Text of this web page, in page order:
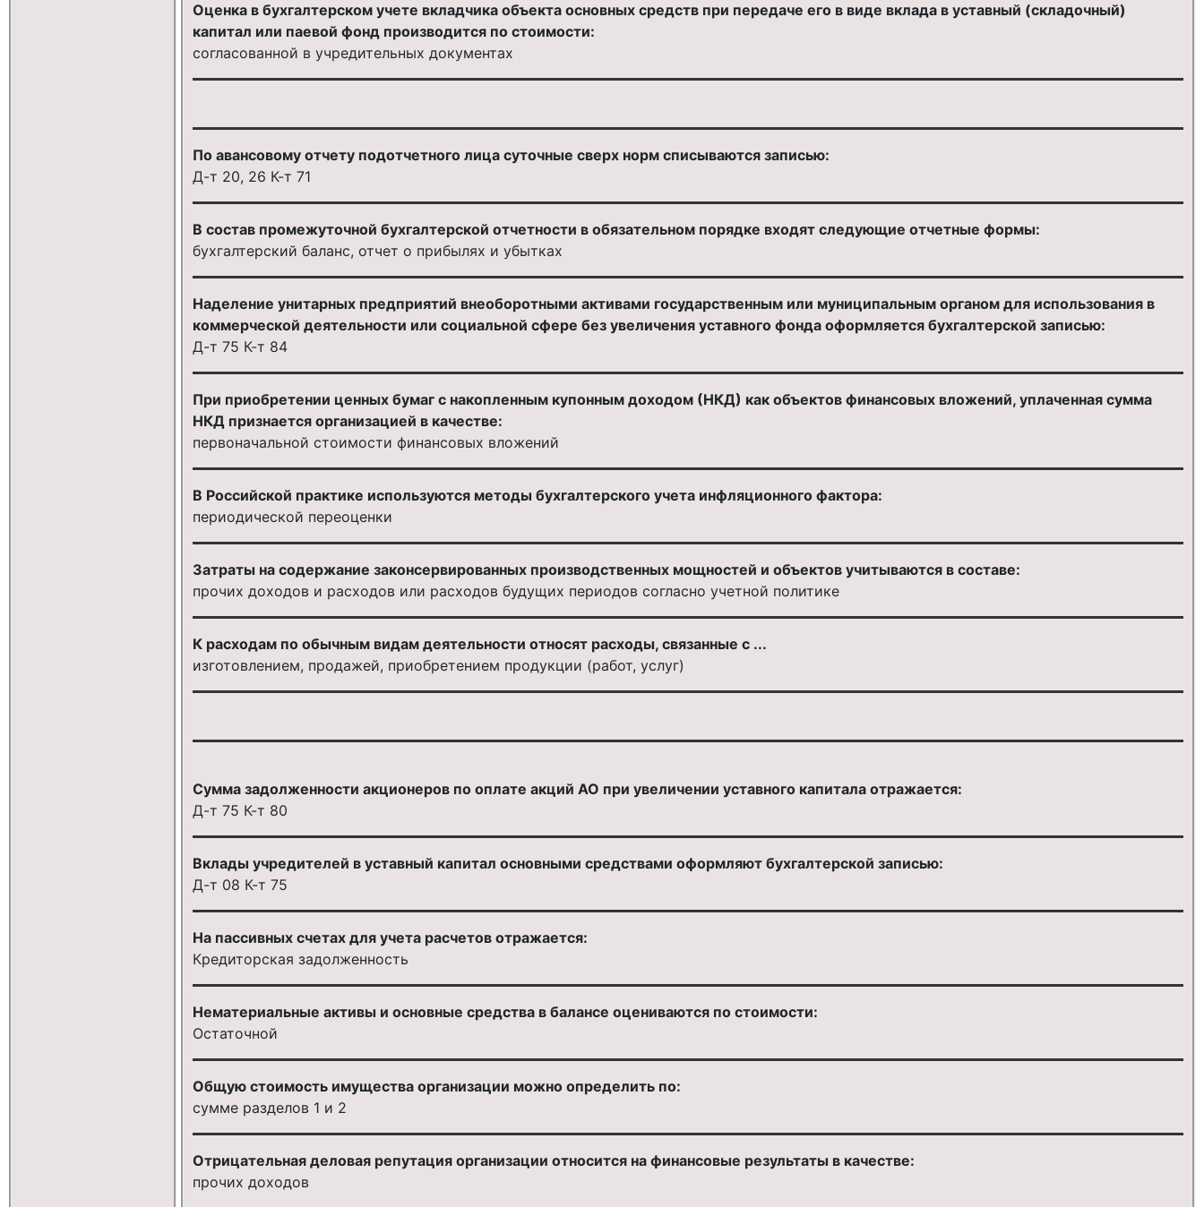
Оценка в бухгалтерском учете вкладчика объекта основных средств при передаче его в виде вклада в уставный (складочный)
капитал или паевой фонд производится по стоимости:
согласованной в учредительных документах
По авансовому отчету подотчетного лица суточные сверх норм списываются записью:
Д-т 20, 26 К-т 71
В состав промежуточной бухгалтерской отчетности в обязательном порядке входят следующие отчетные формы:
бухгалтерский баланс, отчет о прибылях и убытках
Наделение унитарных предприятий внеоборотными активами государственным или муниципальным органом для использования в
коммерческой деятельности или социальной сфере без увеличения уставного фонда оформляется бухгалтерской записью:
Д-т 75 К-т 84
При приобретении ценных бумаг с накопленным купонным доходом (НКД) как объектов финансовых вложений, уплаченная сумма
НКД признается организацией в качестве:
первоначальной стоимости финансовых вложений
В Российской практике используются методы бухгалтерского учета инфляционного фактора:
периодической переоценки
Затраты на содержание законсервированных производственных мощностей и объектов учитываются в составе:
прочих доходов и расходов или расходов будущих периодов согласно учетной политике
К расходам по обычным видам деятельности относят расходы, связанные с ...
изготовлением, продажей, приобретением продукции (работ, услуг)
Сумма задолженности акционеров по оплате акций АО при увеличении уставного капитала отражается:
Д-т 75 К-т 80
Вклады учредителей в уставный капитал основными средствами оформляют бухгалтерской записью:
Д-т 08 К-т 75
На пассивных счетах для учета расчетов отражается:
Кредиторская задолженность
Нематериальные активы и основные средства в балансе оцениваются по стоимости:
Остаточной
Общую стоимость имущества организации можно определить по:
сумме разделов 1 и 2
Отрицательная деловая репутация организации относится на финансовые результаты в качестве:
прочих доходов